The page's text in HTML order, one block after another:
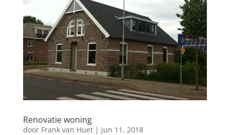
Renovatie woning
door Frank van Huet| jun 11, 2018